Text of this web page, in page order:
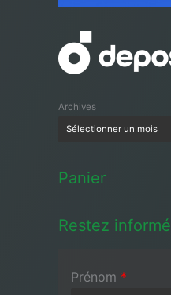
Archives
Panier
Restez informé
Prénom *